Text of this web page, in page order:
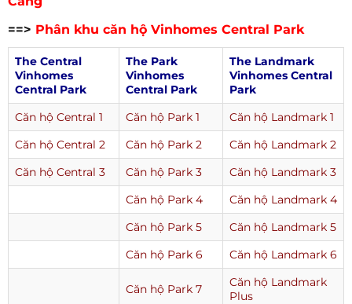
==> Phân khu căn hộ Vinhomes Central Park
The Central
Vinhomes
Central Park
The Park
Vinhomes
Central Park
The Landmark
Vinhomes Central
Park
Căn hộ Central 1
Căn hộ Park 1
Căn hộ Landmark 1
Căn hộ Central 2
Căn hộ Park 2
Căn hộ Landmark 2
Căn hộ Central 3
Căn hộ Park 3
Căn hộ Landmark 3
Căn hộ Park 4
Căn hộ Landmark 4
Căn hộ Park 5
Căn hộ Landmark 5
Căn hộ Park 6
Căn hộ Landmark 6
Căn hộ Park 7
Căn hộ Landmark
Plus